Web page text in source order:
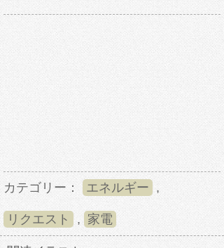
カテゴリー： エネルギー ,
リクエスト , 家電